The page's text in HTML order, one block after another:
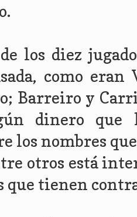
los diez
como eran
Barreiro y
dinero
los nombres
otros está
que tienen